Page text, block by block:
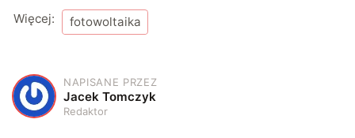
Więcej: fotowoltaika
J
NAPISANE PRZEZ
Jacek Tomczyk
Redaktor